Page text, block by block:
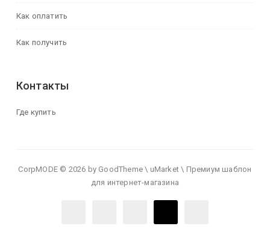
Как оплатить
Как получить
Контакты
Где купить
CorpMODE © 2026 by GoodTheme \ uMarket \ Премиум шаблон
для интернет-магазина